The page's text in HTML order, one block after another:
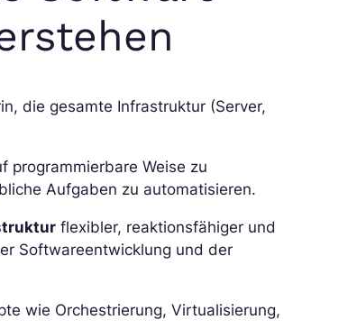
die gesamte Infrastruktur (Server,
programmierbare Weise zu
Aufgaben zu automatisieren.
flexibler, reaktionsfähiger und
Softwareentwicklung und der
wie Orchestrierung, Virtualisierung,